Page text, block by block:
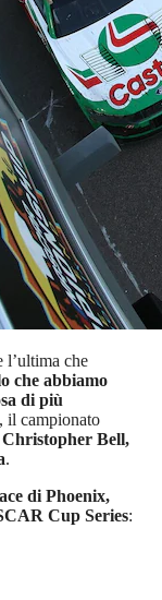
l’ultima che
che abbiamo
di più
il campionato
Christopher Bell,
.
di Phoenix,
Cup Series: